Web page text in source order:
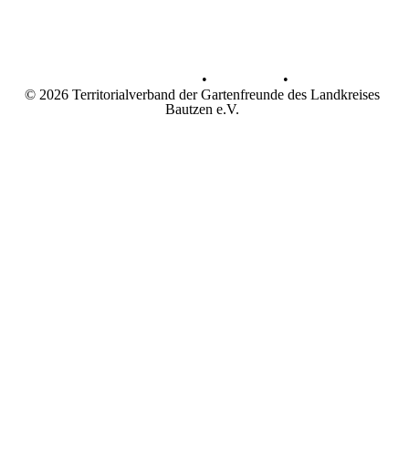
•
•
© 2026 Territorialverband der Gartenfreunde des Landkreises
Bautzen e.V.